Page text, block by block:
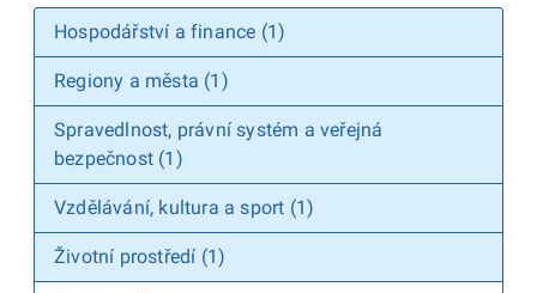
Hospodářství a finance (1)
Regiony a města (1)
Spravedlnost, právní systém a veřejná
bezpečnost (1)
Vzdělávání, kultura a sport (1)
Životní prostředí (1)